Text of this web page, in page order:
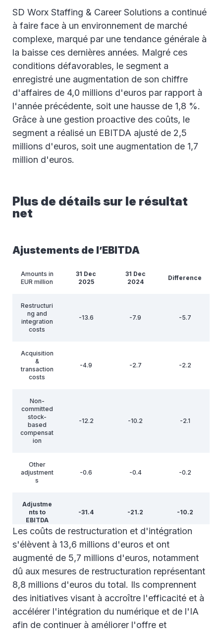
SD Worx Staffing & Career Solutions a continué
à faire face à un environnement de marché
complexe, marqué par une tendance générale à
la baisse ces dernières années. Malgré ces
conditions défavorables, le segment a
enregistré une augmentation de son chiffre
d'affaires de 4,0 millions d'euros par rapport à
l'année précédente, soit une hausse de 1,8 %.
Grâce à une gestion proactive des coûts, le
segment a réalisé un EBITDA ajusté de 2,5
millions d'euros, soit une augmentation de 1,7
million d'euros.
Plus de détails sur le résultat
net
Ajustements de l’EBITDA
Amounts in
EUR million
31 Dec
2025
31 Dec
2024
Difference
Restructuri
ng and
integration
costs
-13.6 -7.9 -5.7
Acquisition
&
transaction
costs
-4.9 -2.7 -2.2
Non-
committed
stock-
based
compensat
ion
-12.2 -10.2 -2.1
Other
adjustment
s
-0.6 -0.4 -0.2
Adjustme
nts to
EBITDA
-31.4 -21.2 -10.2
Les coûts de restructuration et d'intégration
s'élèvent à 13,6 millions d'euros et ont
augmenté de 5,7 millions d'euros, notamment
dû aux mesures de restructuration représentant
8,8 millions d'euros du total. Ils comprennent
des initiatives visant à accroître l'efficacité et à
accélérer l'intégration du numérique et de l'IA
afin de continuer à améliorer l'offre et